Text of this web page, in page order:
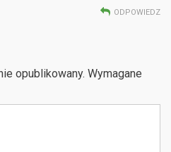
ODPOWIEDZ
opublikowany. Wymagane